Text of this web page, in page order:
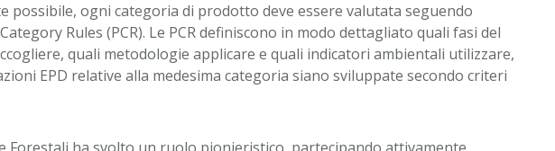
possibile, ogni categoria di prodotto deve essere valutata seguendo
Rules (PCR). Le PCR definiscono in modo dettagliato quali fasi del
quali metodologie applicare e quali indicatori ambientali utilizzare,
EPD relative alla medesima categoria siano sviluppate secondo criteri